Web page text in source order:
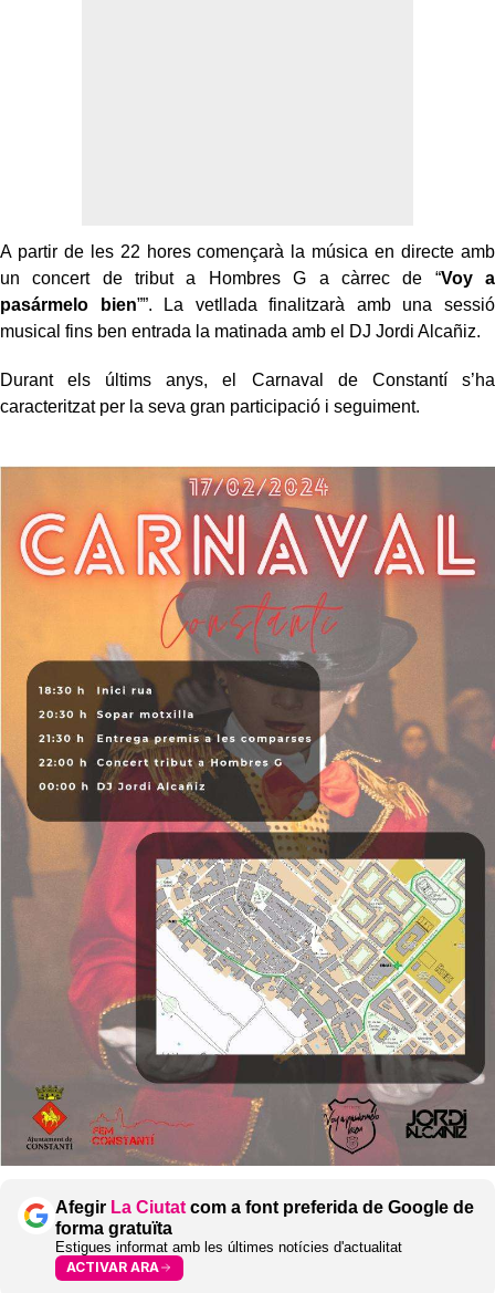
A partir de les 22 hores començarà la música en directe amb
un concert de tribut a Hombres G a càrrec de “Voy a
pasármelo bien””. La vetllada finalitzarà amb una sessió
musical fins ben entrada la matinada amb el DJ Jordi Alcañiz.
Durant els últims anys, el Carnaval de Constantí s’ha
caracteritzat per la seva gran participació i seguiment.
Afegir La Ciutat com a font preferida de Google de
forma gratuïta
Estigues informat amb les últimes notícies d'actualitat
ACTIVAR ARA